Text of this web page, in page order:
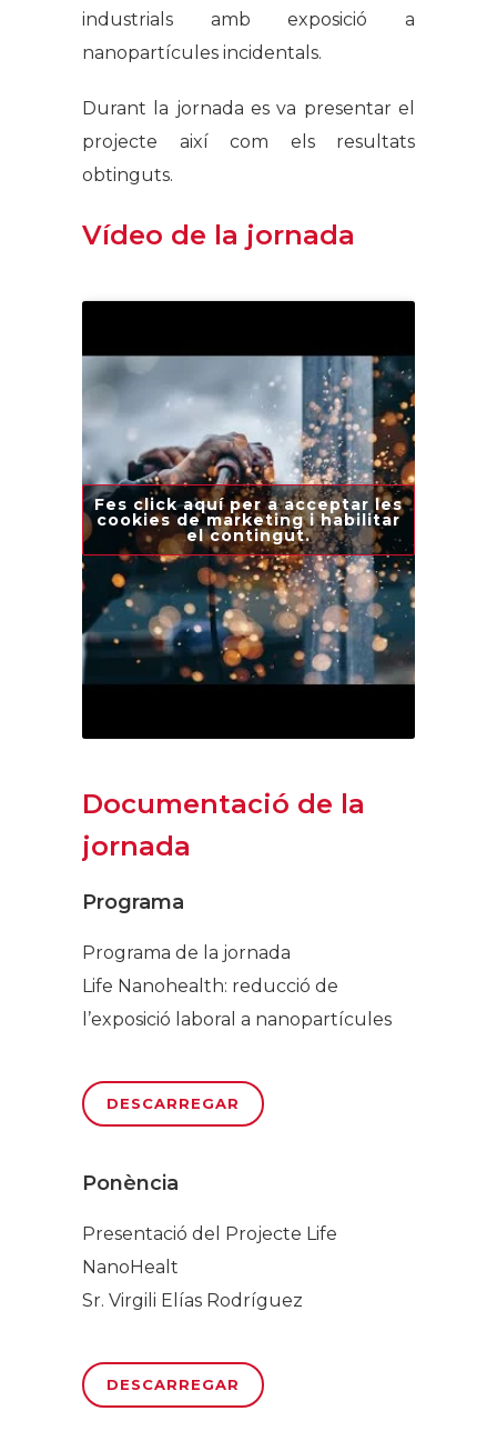
industrials amb exposició a
nanopartícules incidentals.
Durant la jornada es va presentar el
projecte així com els resultats
obtinguts.
Vídeo de la jornada
Fes click aquí per a acceptar les
cookies de marketing i habilitar
el contingut.
Documentació de la
jornada
Programa
Programa de la jornada
Life Nanohealth: reducció de
l’exposició laboral a nanopartícules
DESCARREGAR
Ponència
Presentació del Projecte Life
NanoHealt
Sr. Virgili Elías Rodríguez
DESCARREGAR